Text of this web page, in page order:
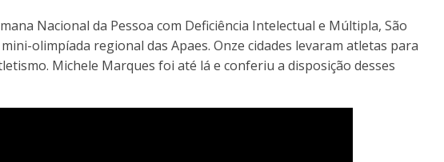
Nacional da Pessoa com Deficiência Intelectual e Múltipla, São
olimpíada regional das Apaes. Onze cidades levaram atletas para
Michele Marques foi até lá e conferiu a disposição desses